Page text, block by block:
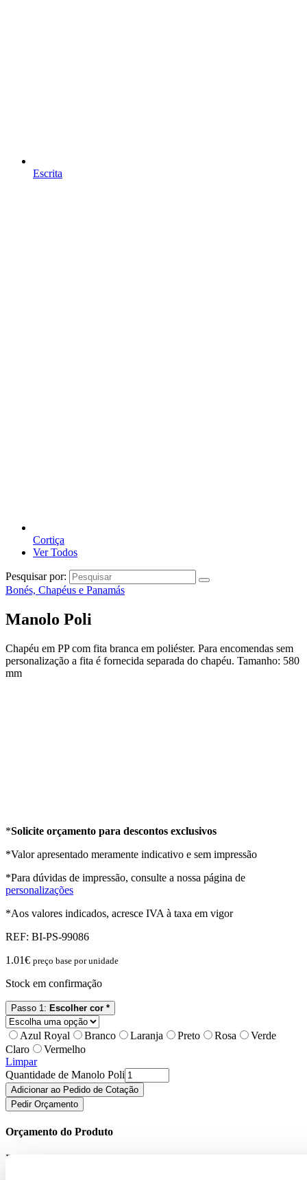
Escrita
Cortiça
Ver Todos
Pesquisar por:
Bonés, Chapéus e Panamás
Manolo Poli
Chapéu em PP com fita branca em poliéster. Para encomendas sem
personalização a fita é fornecida separada do chapéu. Tamanho: 580
mm
*Solicite orçamento para descontos exclusivos
*Valor apresentado meramente indicativo e sem impressão
*Para dúvidas de impressão, consulte a nossa página de
personalizações
*Aos valores indicados, acresce IVA à taxa em vigor
REF: BI-PS-99086
1.01€ preço base por unidade
Stock em confirmação
Passo 1: Escolher cor *
Azul Royal Branco Laranja Preto Rosa
Verde
Claro
Vermelho
Limpar
Quantidade de Manolo Poli
Adicionar ao Pedido de Cotação
Pedir Orçamento
Orçamento do Produto
Estamos ao dispor para responder aos seus pedidos.